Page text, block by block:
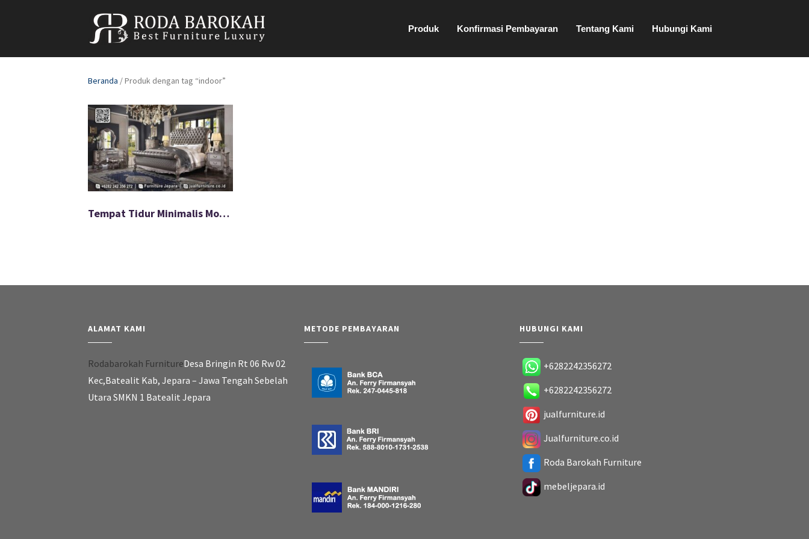
Produk Konfirmasi Pembayaran Tentang Kami Hubungi Kami
Beranda / Produk dengan tag “indoor”
Tempat Tidur Minimalis Modern Bahan Premium FS-576
ALAMAT KAMI
Rodabarokah FurnitureDesa Bringin Rt 06 Rw 02
Kec,Batealit Kab, Jepara – Jawa Tengah Sebelah
Utara SMKN 1 Batealit Jepara
METODE PEMBAYARAN HUBUNGI KAMI
+6282242356272
+6282242356272
jualfurniture.id
Jualfurniture.co.id
Roda Barokah Furniture
mebeljepara.id